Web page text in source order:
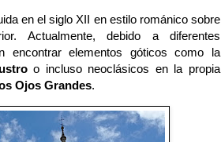
en el siglo XII en estilo románico sobre
Actualmente, debido a diferentes
encontrar elementos góticos como la
o incluso neoclásicos en la propia
Ojos Grandes.